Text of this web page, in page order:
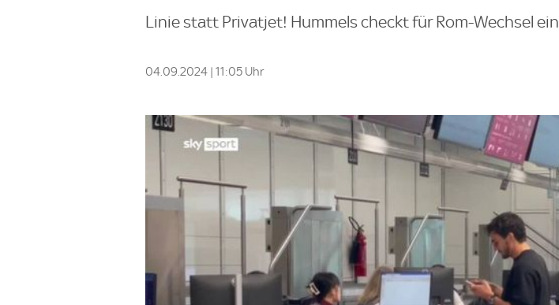
Linie statt Privatjet! Hummels checkt für Rom-Wechsel ein
04.09.2024 | 11:05 Uhr